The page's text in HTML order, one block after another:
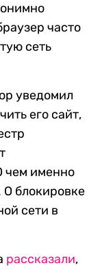
часто
сеть
уведомил
его сайт,
чем именно
О блокировке
сети в
рассказали,